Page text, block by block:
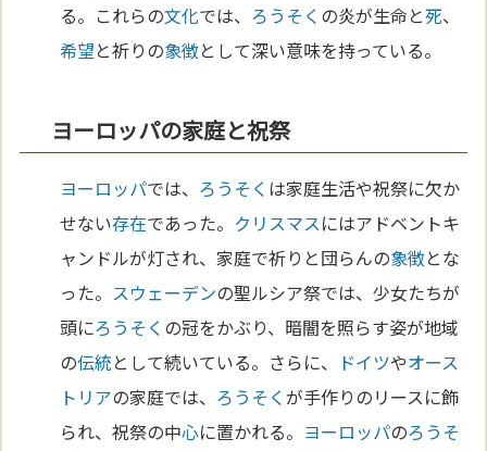
る。これらの文化では、 ろうそく の炎が生命と死、
希望と祈りの象徴として深い意味を持っている。
ヨーロッパの家庭と祝祭
ヨーロッパでは、 ろうそく は家庭生活や祝祭に欠か
せない存在であった。 クリスマスにはアドベントキ
ャンドルが灯され、家庭で祈りと団らんの象徴とな
った。 スウェーデンの聖ルシア祭では、少女たちが
頭にろうそく の冠をかぶり、暗闇を照らす姿が地域
の伝統として続いている。さらに、 ドイツやオース
トリアの家庭では、 ろうそくが手作りのリースに飾
られ、祝祭の中心に置かれる。 ヨーロッパのろうそ